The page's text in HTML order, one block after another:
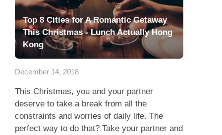
約會技巧
應用程式
聯絡我們
Top 8 Cities for A Romantic Getaway
This Christmas - Lunch Actually Hong
Kong
December 14, 2018
This Christmas, you and your partner
deserve to take a break from all the
constraints and worries of daily life. The
perfect way to do that? Take your partner and